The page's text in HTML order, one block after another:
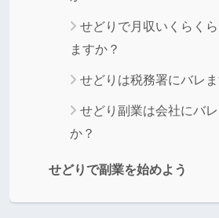
せどりで月収いくらく
ますか？
せどりは税務署にバレま
せどり副業は会社にバ
か？
せどりで副業を始めよう